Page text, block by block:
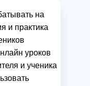
на
и практика
уроков
и ученика